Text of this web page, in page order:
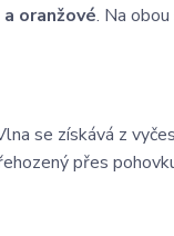
oranžové. Na
se získává z
přes